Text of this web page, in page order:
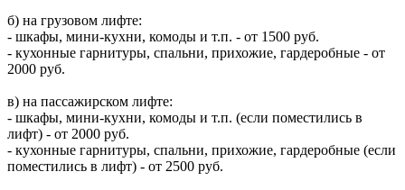
б) на грузовом лифте:
- шкафы, мини-кухни, комоды и т.п. - от 1500 руб.
- кухонные гарнитуры, спальни, прихожие, гардеробные - от
2000 руб.
в) на пассажирском лифте:
- шкафы, мини-кухни, комоды и т.п. (если поместились в
лифт) - от 2000 руб.
- кухонные гарнитуры, спальни, прихожие, гардеробные (если
поместились в лифт) - от 2500 руб.